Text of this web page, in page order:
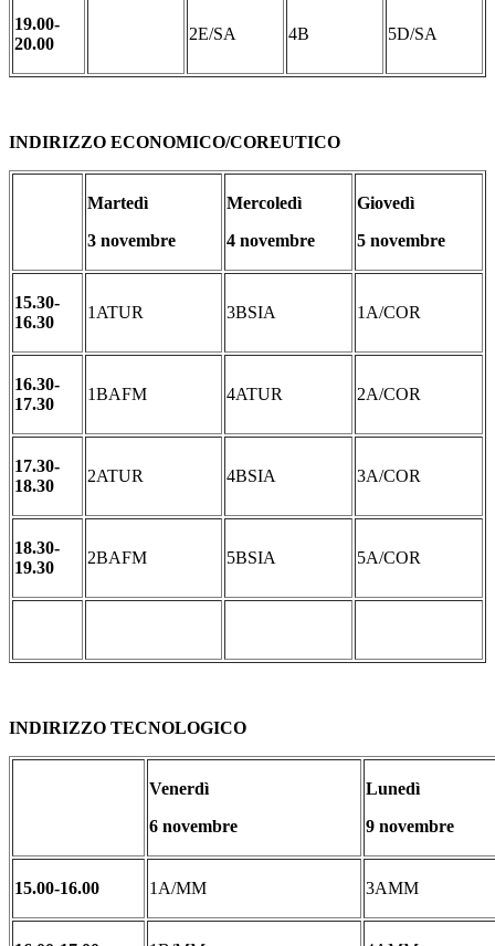
19.00-
20.00
2E/SA 4B 5D/SA
INDIRIZZO ECONOMICO/COREUTICO
Martedì
3 novembre
Mercoledì
4 novembre
Giovedì
5 novembre
15.30-
16.30
1ATUR 3BSIA 1A/COR
16.30-
17.30
1BAFM 4ATUR 2A/COR
17.30-
18.30
2ATUR 4BSIA 3A/COR
18.30-
19.30
2BAFM 5BSIA 5A/COR
INDIRIZZO TECNOLOGICO
Venerdì
6 novembre
Lunedì
9 novembre
15.00-16.00 1A/MM 3AMM